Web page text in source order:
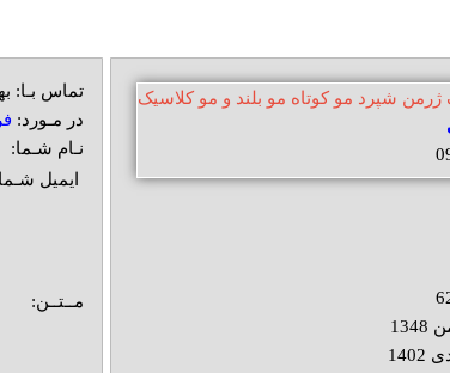
تماس بـا:
در مـورد:
نـام شـما:
ایمیل
مــتــن: